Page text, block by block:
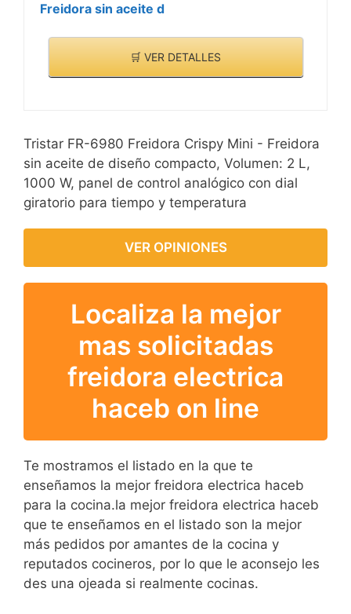
Freidora sin aceite d
🛒 VER DETALLES
Tristar FR-6980 Freidora Crispy Mini - Freidora
sin aceite de diseño compacto, Volumen: 2 L,
1000 W, panel de control analógico con dial
giratorio para tiempo y temperatura
VER OPINIONES
Localiza la mejor
mas solicitadas
freidora electrica
haceb on line
Te mostramos el listado en la que te
enseñamos la mejor freidora electrica haceb
para la cocina.la mejor freidora electrica haceb
que te enseñamos en el listado son la mejor
más pedidos por amantes de la cocina y
reputados cocineros, por lo que le aconsejo les
des una ojeada si realmente cocinas.